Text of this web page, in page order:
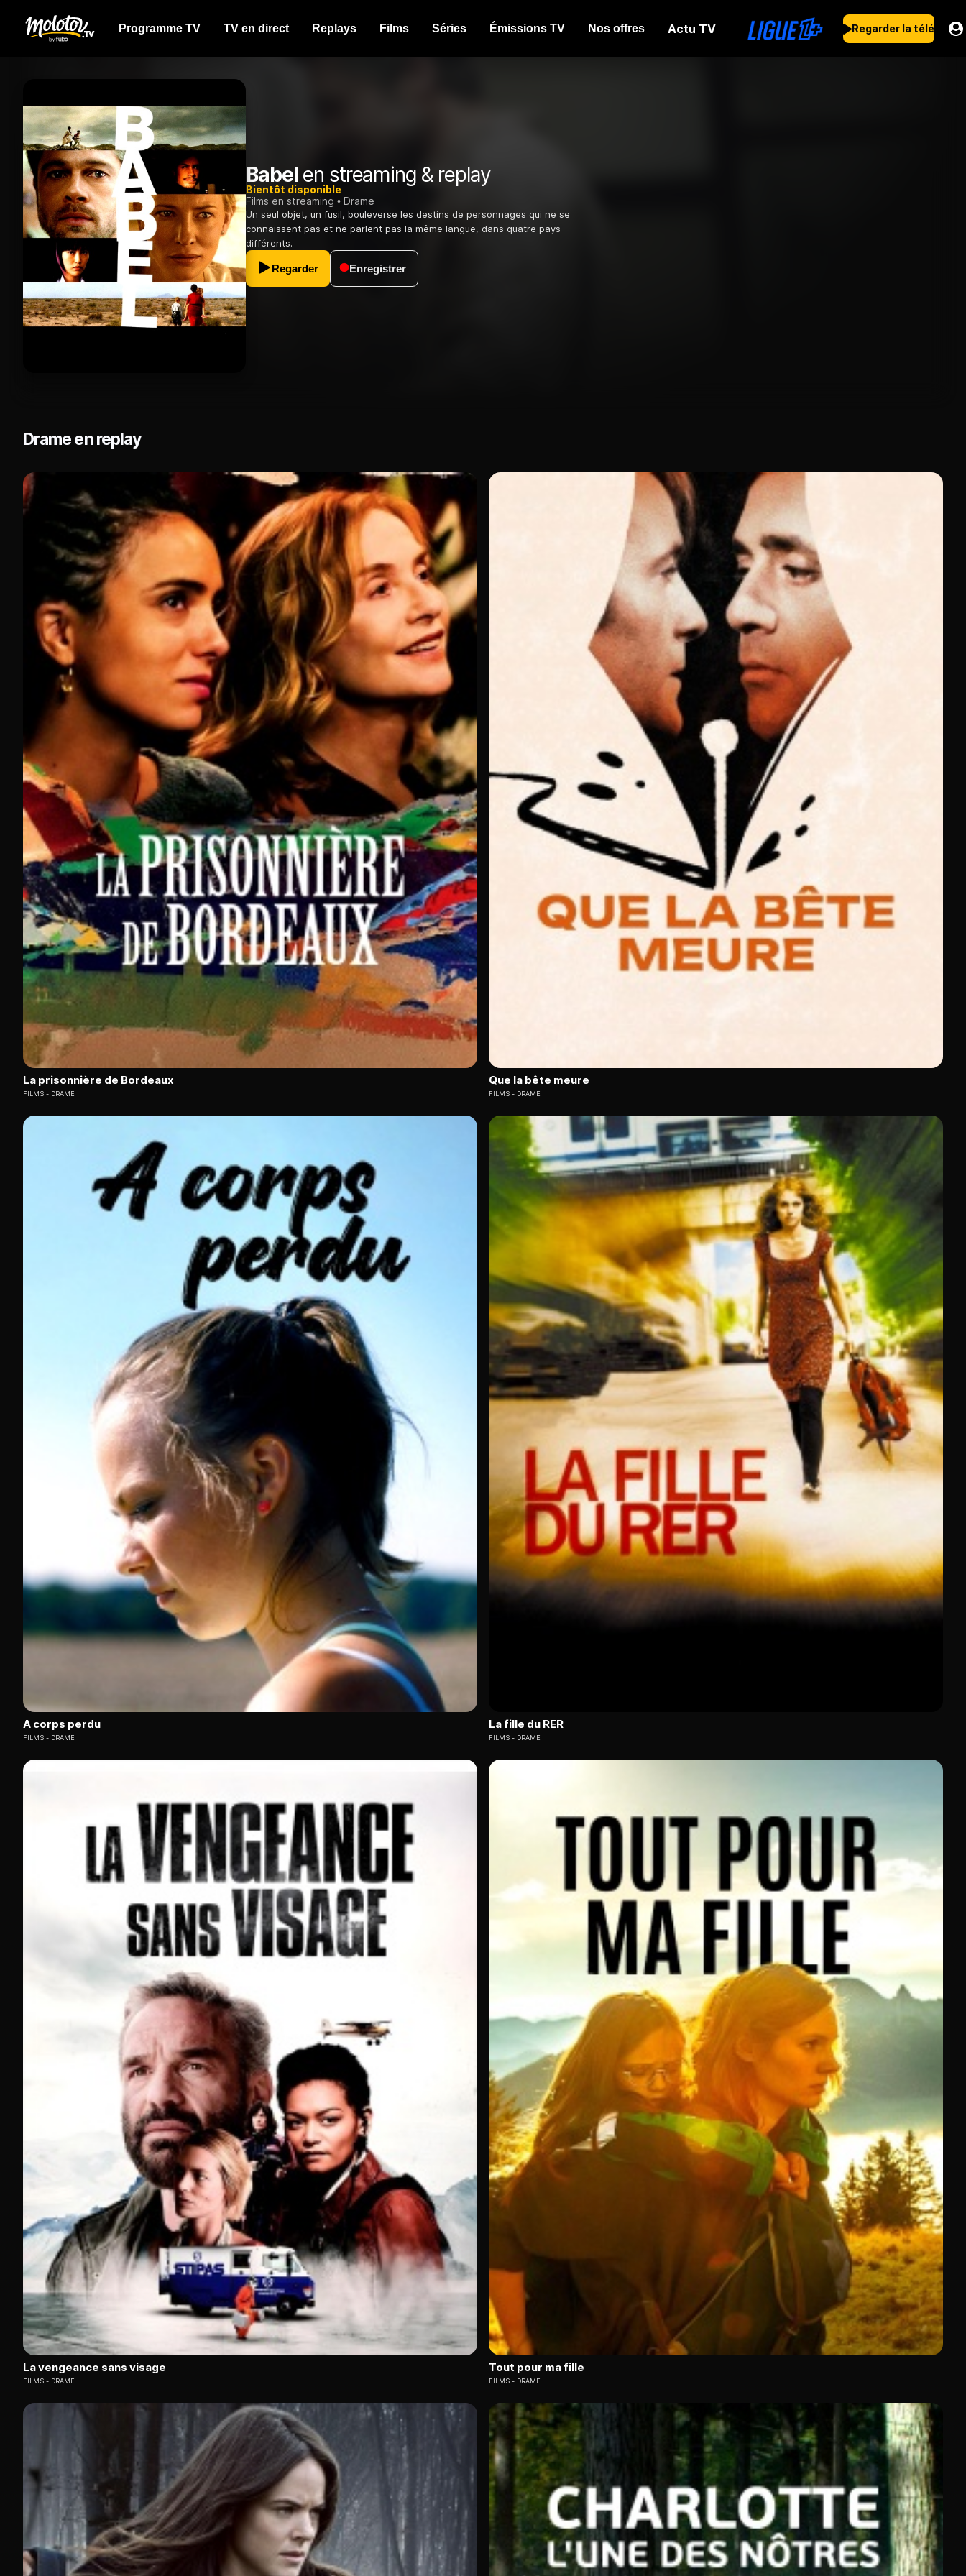
Programme TV TV en direct Replays Films Séries Émissions TV Nos offres Actu TV Regarder la télé
Babelen streaming & replay
Bientôt disponible
Films en streaming
Drame
Un seul objet, un fusil, bouleverse les destins de personnages qui ne se
connaissent pas et ne parlent pas la même langue, dans quatre pays
différents.
Regarder Enregistrer
Drame en replay
La prisonnière de Bordeaux
FILMS DRAME
Que la bête meure
FILMS DRAME
A corps perdu
FILMS DRAME
La fille du RER
FILMS DRAME
La vengeance sans visage
FILMS DRAME
Tout pour ma fille
FILMS DRAME